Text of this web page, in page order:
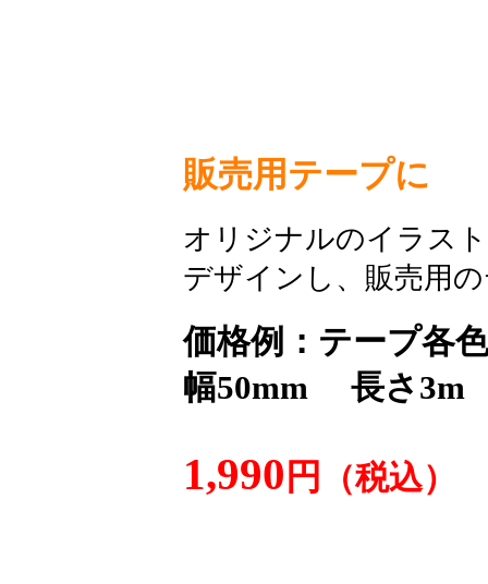
販売用テープに
オリジナルのイラス
デザインし、販売用
価格例：テープ各色
幅50mm 長さ
1,990 円 （税込）